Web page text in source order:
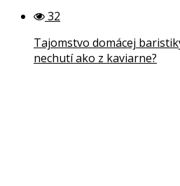
32
Tajomstvo domácej
nechutí ako z kaviarne?